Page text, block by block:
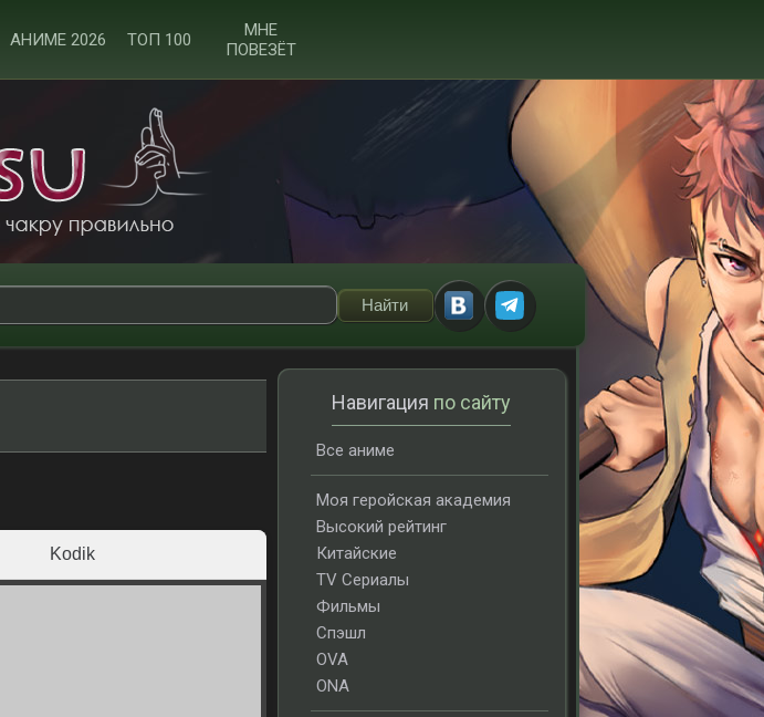
АНИМЕ 2026 ТОП 100
МНЕ
ПОВЕЗЁТ
Kodik
Навигация по сайту
Все аниме
Моя геройская академия
Высокий рейтинг
Китайские
TV Сериалы
Фильмы
Спэшл
OVA
ONA